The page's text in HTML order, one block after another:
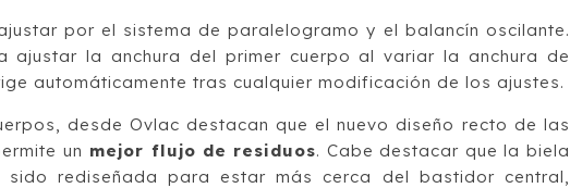
por el sistema de paralelogramo y el balancín oscilante.
ajustar la anchura del primer cuerpo al variar la anchura de
automáticamente tras cualquier modificación de los ajustes.
desde Ovlac destacan que el nuevo diseño recto de las
un mejor flujo de residuos. Cabe destacar que la biela
rediseñada para estar más cerca del bastidor central,